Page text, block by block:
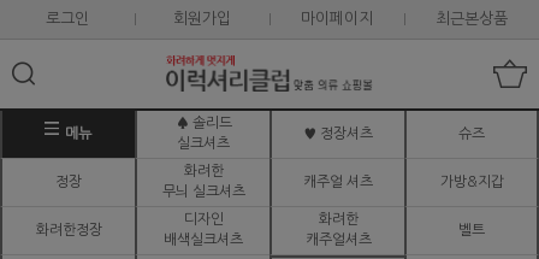
로그인 회원가입 마이페이지 최근본상품
메뉴
♠ 솔리드
실크셔츠
♥ 정장셔츠 슈즈
정장
화려한
무늬 실크셔츠
캐주얼 셔츠 가방&지갑
화려한정장
디자인
배색실크셔츠
화려한
캐주얼셔츠
벨트